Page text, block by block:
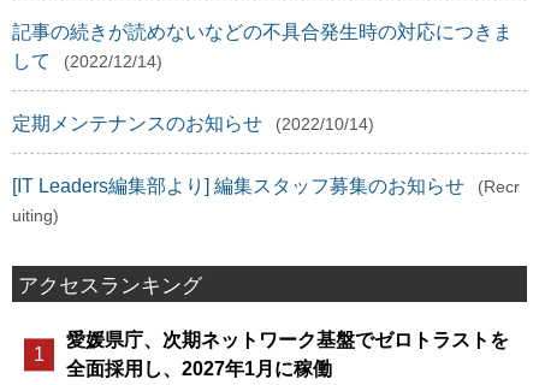
記事の続きが読めないなどの不具合発生時の対応につきま
して
(2022/12/14)
定期メンテナンスのお知らせ (2022/10/14)
[IT Leaders編集部より] 編集スタッフ募集のお知らせ
(Recr
uiting)
アクセスランキング
愛媛県庁、次期ネットワーク基盤でゼロトラストを
全面採用し、2027年1月に稼働